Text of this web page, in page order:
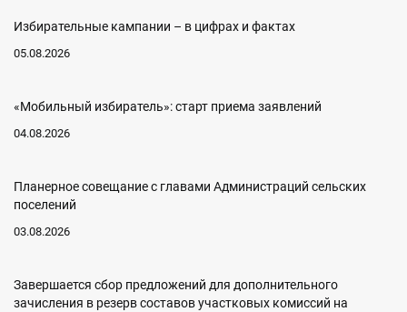
Избирательные кампании – в цифрах и фактах
05.08.2026
«Мобильный избиратель»: старт приема заявлений
04.08.2026
Планерное совещание с главами Администраций сельских
поселений
03.08.2026
Завершается сбор предложений для дополнительного
зачисления в резерв составов участковых комиссий на